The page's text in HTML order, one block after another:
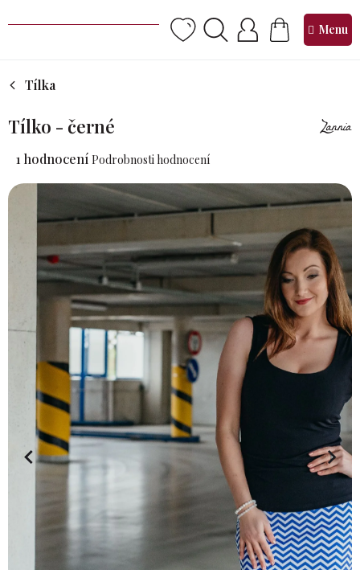
na
NÁKUPNÍ
KOŠÍK
Tílka
Tílko - černé
Průměrné
produktu
hvězdiček.
1 hodnocení Podrobnosti hodnocení